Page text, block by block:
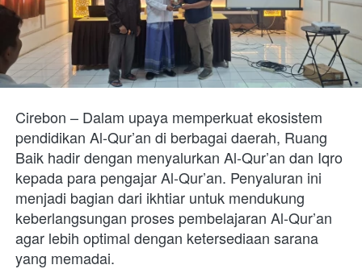
Cirebon – Dalam upaya memperkuat ekosistem
pendidikan Al-Qur’an di berbagai daerah, Ruang
Baik hadir dengan menyalurkan Al-Qur’an dan Iqro
kepada para pengajar Al-Qur’an. Penyaluran ini
menjadi bagian dari ikhtiar untuk mendukung
keberlangsungan proses pembelajaran Al-Qur’an
agar lebih optimal dengan ketersediaan sarana
yang memadai.